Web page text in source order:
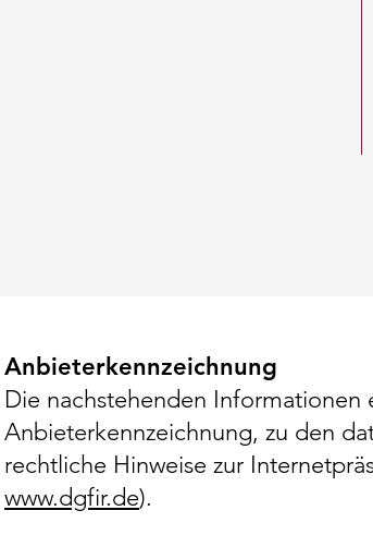
Anbieterkennzeichnung
Die nachstehenden
Anbieterkennzeichnung, zu den
rechtliche Hinweise zur
www.dgfir.de).